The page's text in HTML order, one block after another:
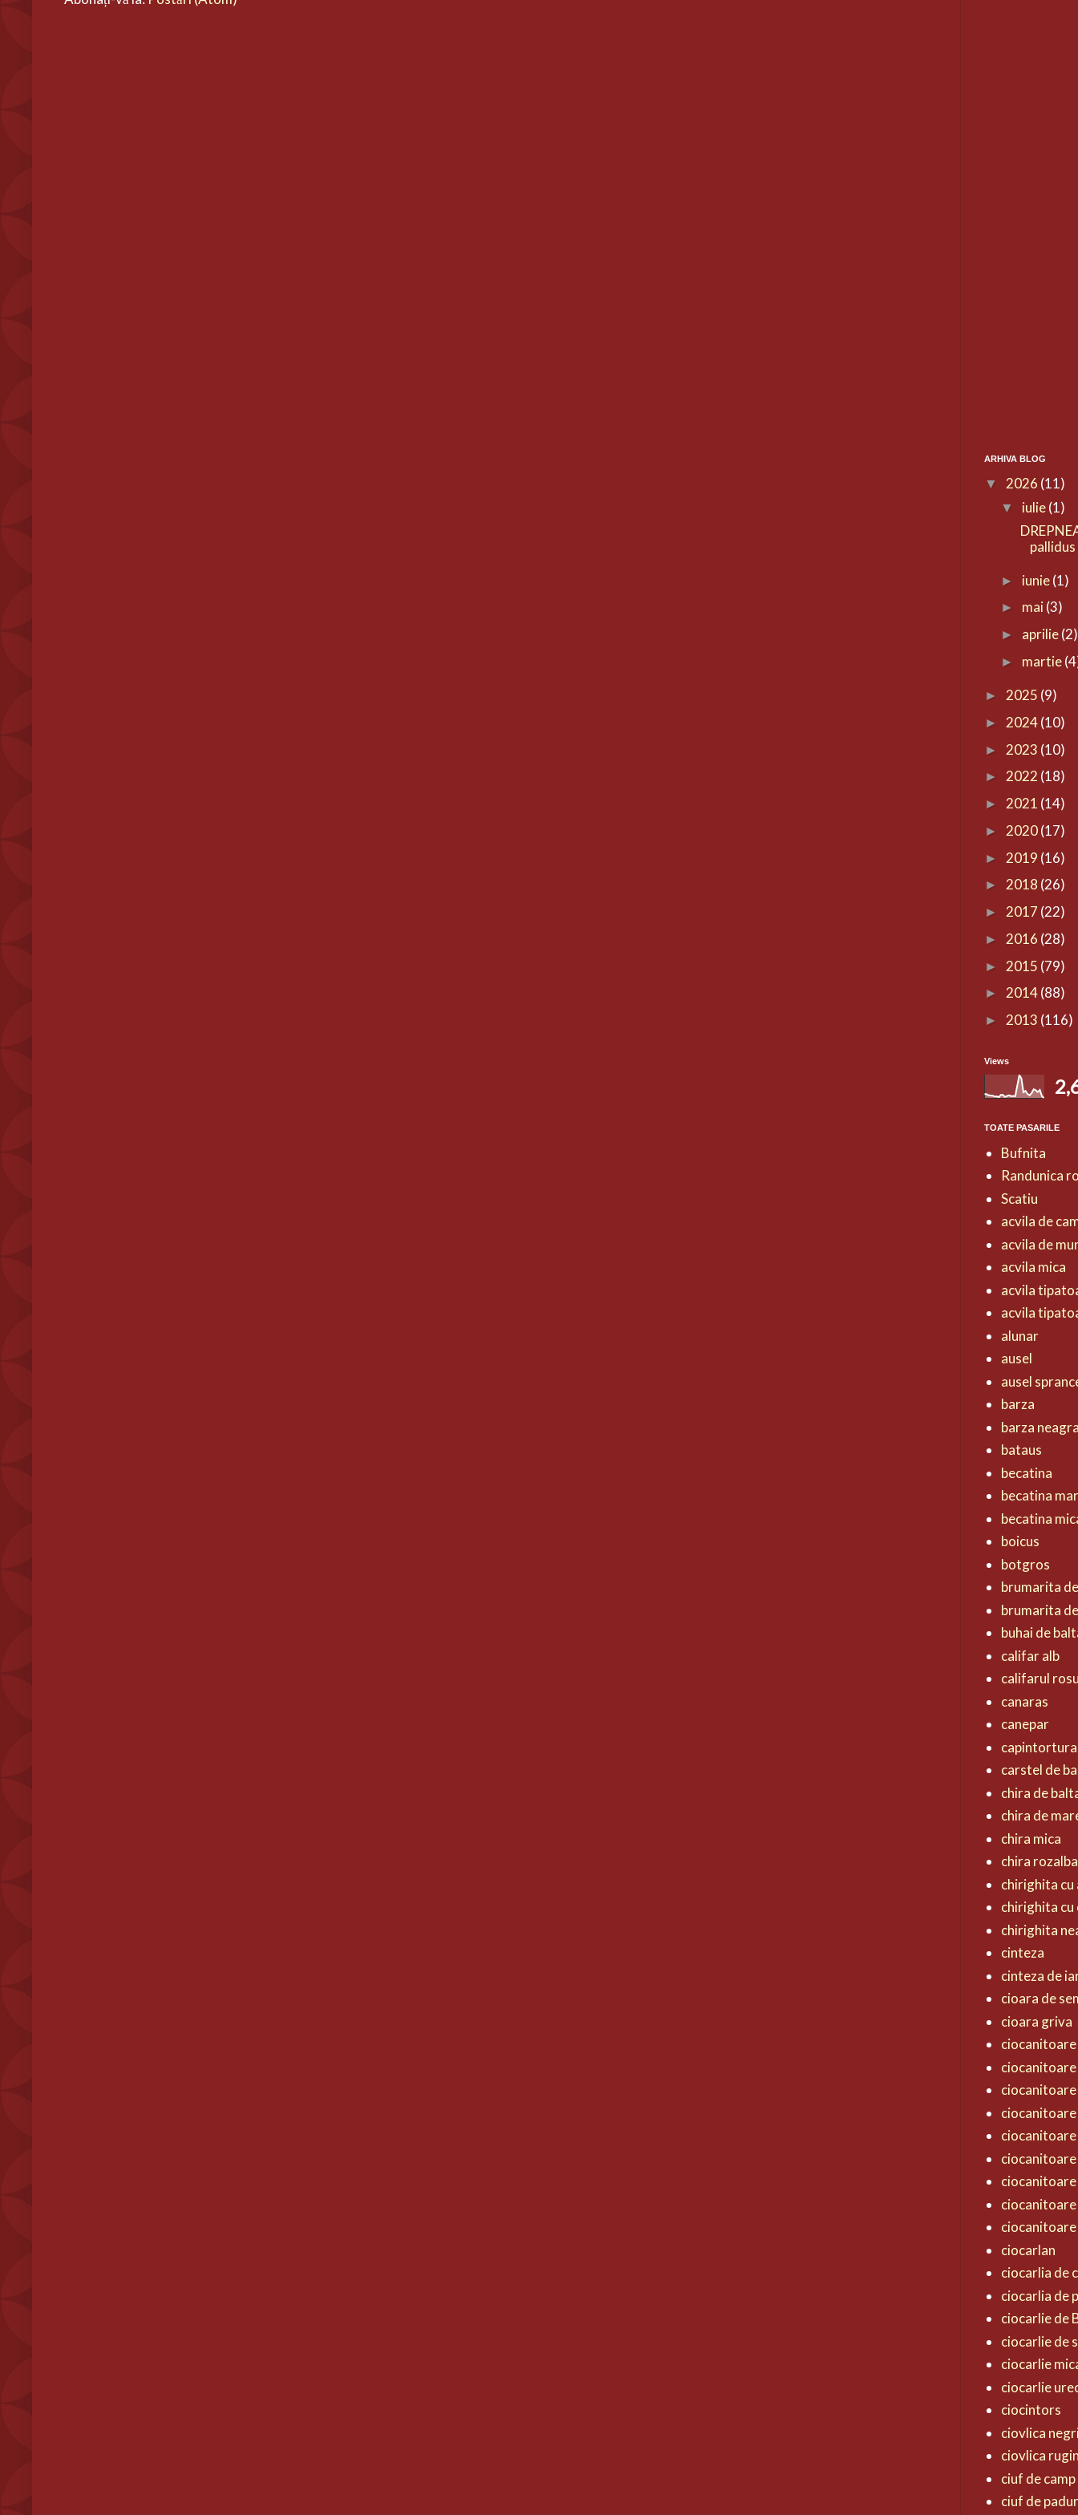
ARHIVA BLOG
▼ 2026 (11)
▼ iulie(1)
pallidus
► iunie(1)
► mai(3)
► aprilie(2)
► martie
► 2025 (9)
► 2024(10)
► 2023 (10)
► 2022 (18)
► 2021 (14)
► 2020(17)
► 2019 (16)
► 2018 (26)
► 2017 (22)
► 2016 (28)
► 2015 (79)
► 2014(88)
► 2013 (116)
Views
TOATE PASARILE
Bufnita
Randunica
Scatiu
acvila de
acvila de
acvila mica
acvila
acvila
alunar
ausel
ausel
barza
barza
bataus
becatina
becatina
becatina
boicus
botgros
brumarita
brumarita
buhai de
califar alb
califarul
canaras
canepar
capintortura
carstel de
chira de
chira de
chira mica
chira rozalba
chirighita cu
chirighita cu
chirighita
cinteza
cinteza de
cioara de
cioara griva
ciocanitoare
ciocarlan
ciocarlia de
ciocarlia de
ciocarlie de
ciocarlie de
ciocarlie
ciocarlie
ciocintors
ciovlica
ciovlica
ciuf de camp
ciuf de